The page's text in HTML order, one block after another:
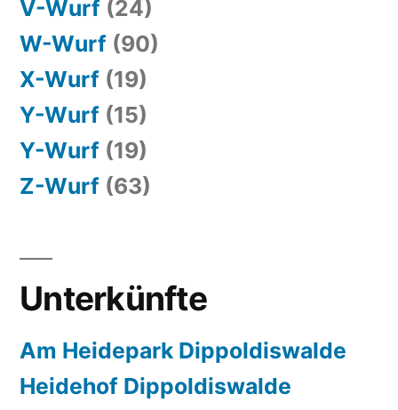
V-Wurf (24)
W-Wurf (90)
X-Wurf (19)
Y-Wurf (15)
Y-Wurf (19)
Z-Wurf (63)
Unterkünfte
Am Heidepark Dippoldiswalde
Heidehof Dippoldiswalde